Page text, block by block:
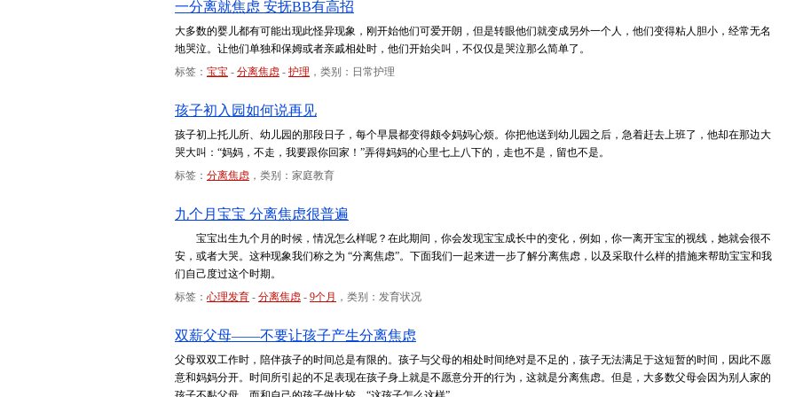
一分离就焦虑 安抚BB有高招
大多数的婴儿都有可能出现此怪异现象，刚开始他们可爱开朗，但是转眼他们就变成另外一个人，他们变得粘人胆小，经常无名
地哭泣。让他们单独和保姆或者亲戚相处时，他们开始尖叫，不仅仅是哭泣那么简单了。
标签： 宝宝 - 分离焦虑 - 护理 ，类别：日常护理
孩子初入园如何说再见
孩子初上托儿所、幼儿园的那段日子，每个早晨都变得颇令妈妈心烦。你把他送到幼儿园之后，急着赶去上班了，他却在那边大
哭大叫：“妈妈，不走，我要跟你回家！”弄得妈妈的心里七上八下的，走也不是，留也不是。
标签： 分离焦虑 ，类别：家庭教育
九个月宝宝 分离焦虑很普遍
宝宝出生九个月的时候，情况怎么样呢？在此期间，你会发现宝宝成长中的变化，例如，你一离开宝宝的视线，她就会很不
安，或者大哭。这种现象我们称之为 “分离焦虑”。下面我们一起来进一步了解分离焦虑，以及采取什么样的措施来帮助宝宝和我
们自己度过这个时期。
标签： 心理发育 - 分离焦虑 - 9个月 ，类别：发育状况
双薪父母——不要让孩子产生分离焦虑
父母双双工作时，陪伴孩子的时间总是有限的。孩子与父母的相处时间绝对是不足的，孩子无法满足于这短暂的时间，因此不愿
意和妈妈分开。时间所引起的不足表现在孩子身上就是不愿意分开的行为，这就是分离焦虑。但是，大多数父母会因为别人家的